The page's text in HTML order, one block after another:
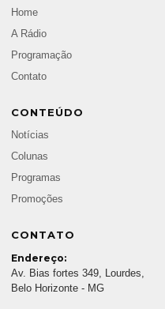
Home
A Rádio
Programação
Contato
CONTEÚDO
Notícias
Colunas
Programas
Promoções
CONTATO
Endereço:
Av. Bias fortes 349, Lourdes,
Belo Horizonte - MG